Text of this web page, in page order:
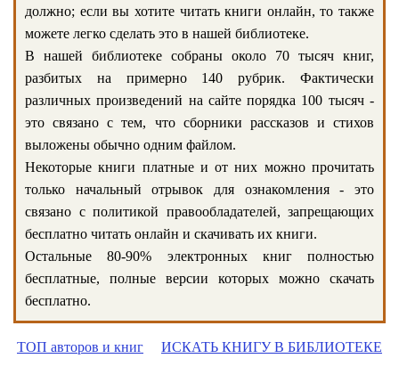
должно; если вы хотите читать книги онлайн, то также
можете легко сделать это в нашей библиотеке.
В нашей библиотеке собраны около 70 тысяч книг,
разбитых на примерно 140 рубрик. Фактически
различных произведений на сайте порядка 100 тысяч -
это связано с тем, что сборники рассказов и стихов
выложены обычно одним файлом.
Некоторые книги платные и от них можно прочитать
только начальный отрывок для ознакомления - это
связано с политикой правообладателей, запрещающих
бесплатно читать онлайн и скачивать их книги.
Остальные 80-90% электронных книг полностью
бесплатные, полные версии которых можно скачать
бесплатно.
ТОП авторов и книг ИСКАТЬ КНИГУ В БИБЛИОТЕКЕ